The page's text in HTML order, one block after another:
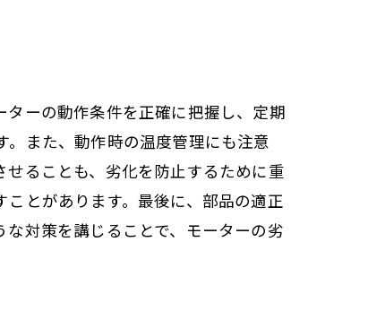
ーの動作条件を正確に把握し、定期
また、動作時の温度管理にも注意
ることも、劣化を防止するために重
とがあります。最後に、部品の適正
対策を講じることで、モーターの劣